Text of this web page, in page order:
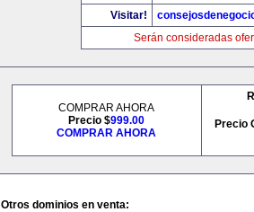
Visitar!
Serán consideradas
COMPRAR AHORA
Precio $999.00
COMPRAR AHORA
Precio
Otros dominios en venta: